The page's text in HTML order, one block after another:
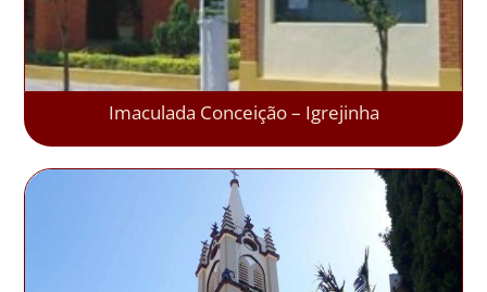
Imaculada Conceição – Igrejinha